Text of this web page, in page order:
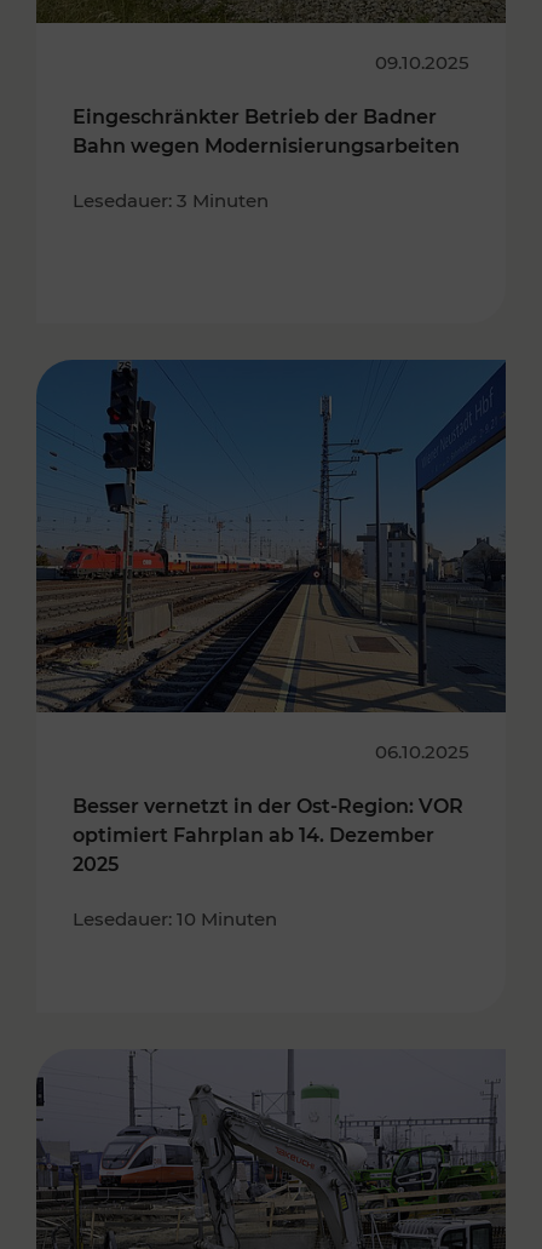
09.10.2025
Eingeschränkter Betrieb der Badner
Bahn wegen Modernisierungsarbeiten
Lesedauer: 3 Minuten
06.10.2025
Besser vernetzt in der Ost-Region: VOR
optimiert Fahrplan ab 14. Dezember
2025
Lesedauer: 10 Minuten